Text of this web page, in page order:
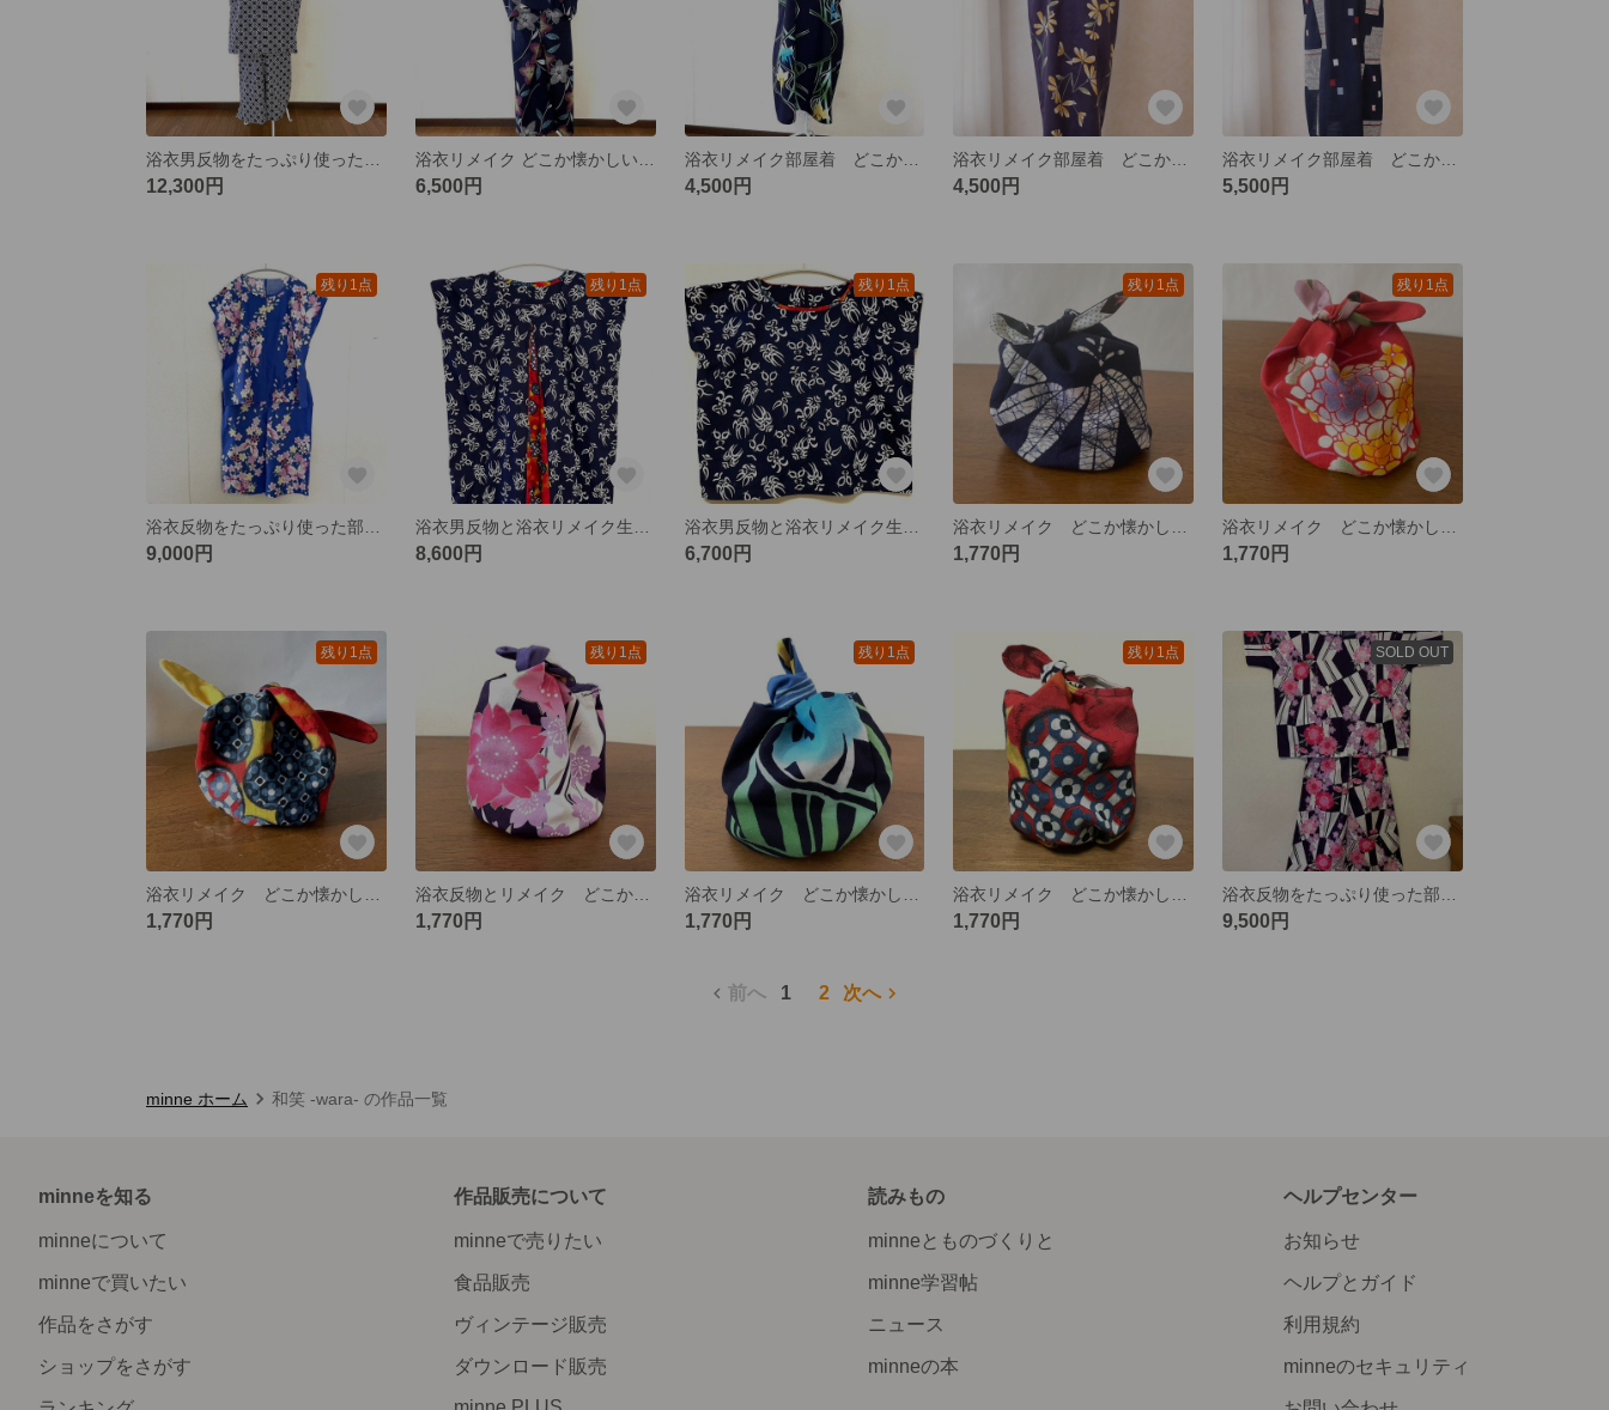
12,300円 6,500円
浴衣リメイク部屋着 どこか懐かしい色柄のVネックワンピース
4,500円 4,500円 5,500円
残り1点
9,000円
残り1点
8,600円
残り1点
6,700円
残り1点
1,770円
残り1点
1,770円
残り1点
1,770円
残り1点
浴衣反物とリメイク どこか懐かしい色柄のリバーシブルポーチ
1,770円
残り1点
1,770円
残り1点
1,770円
SOLD OUT
9,500円
前へ 1 2 次へ
minne ホーム 和笑 -wara- の作品一覧
minneを知る
minneについて
minneで買いたい
作品をさがす
ショップをさがす
作品販売について
minneで売りたい
食品販売
ヴィンテージ販売
ダウンロード販売
読みもの
minneとものづくりと
minne学習帖
ニュース
minneの本
ヘルプセンター
お知らせ
ヘルプとガイド
利用規約
minneのセキュリティ